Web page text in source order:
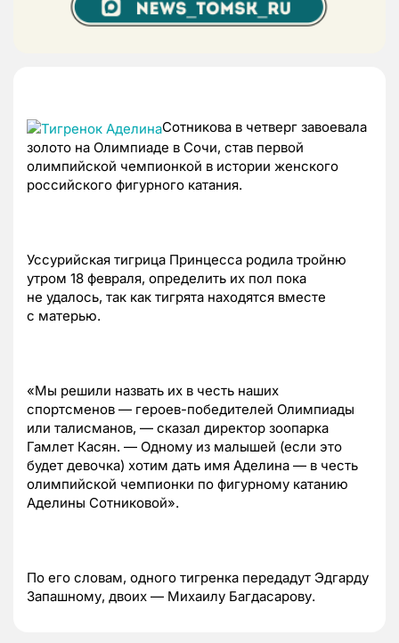
Сотникова в четверг завоевала
золото на Олимпиаде в Сочи, став первой
олимпийской чемпионкой в истории женского
российского фигурного катания.
Уссурийская тигрица Принцесса родила тройню
утром 18 февраля, определить их пол пока
не удалось, так как тигрята находятся вместе
с матерью.
«Мы решили назвать их в честь наших
спортсменов — героев-победителей Олимпиады
или талисманов, — сказал директор зоопарка
Гамлет Касян. — Одному из малышей (если это
будет девочка) хотим дать имя Аделина — в честь
олимпийской чемпионки по фигурному катанию
Аделины Сотниковой».
По его словам, одного тигренка передадут Эдгарду
Запашному, двоих — Михаилу Багдасарову.